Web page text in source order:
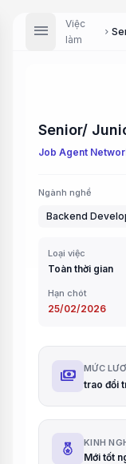
menu
Việc
làm
chevron_right
Job Agent
Ngành nghề
Backend
Loại việc
Toàn thời gian
Hạn chót
25/02/2026
payments MỨC
trao đổi
KINH
Mới tốt